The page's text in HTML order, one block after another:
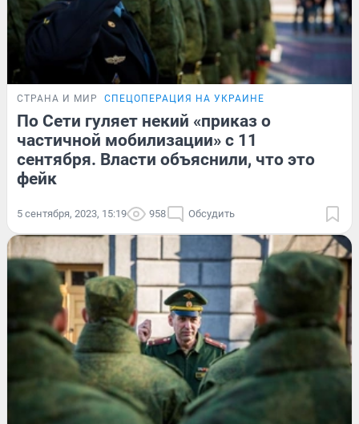
СТРАНА И МИР СПЕЦОПЕРАЦИЯ НА УКРАИНЕ
По Сети гуляет некий «приказ о
частичной мобилизации» с 11
сентября. Власти объяснили, что это
фейк
5 сентября, 2023, 15:19 958 Обсудить